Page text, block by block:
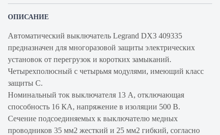
ОПИСАНИЕ
Автоматический выключатель Legrand DX3 409335
предназначен для многоразовой защиты электрических
установок от перегрузок и коротких замыканий.
Четырехполюсный с четырьмя модулями, имеющий класс
защиты С.
Номинальный ток выключателя 13 А, отключающая
способность 16 КА, напряжение в изоляции 500 В.
Сечение подсоединяемых к выключателю медных
проводников 35 мм2 жесткий и 25 мм2 гибкий, согласно